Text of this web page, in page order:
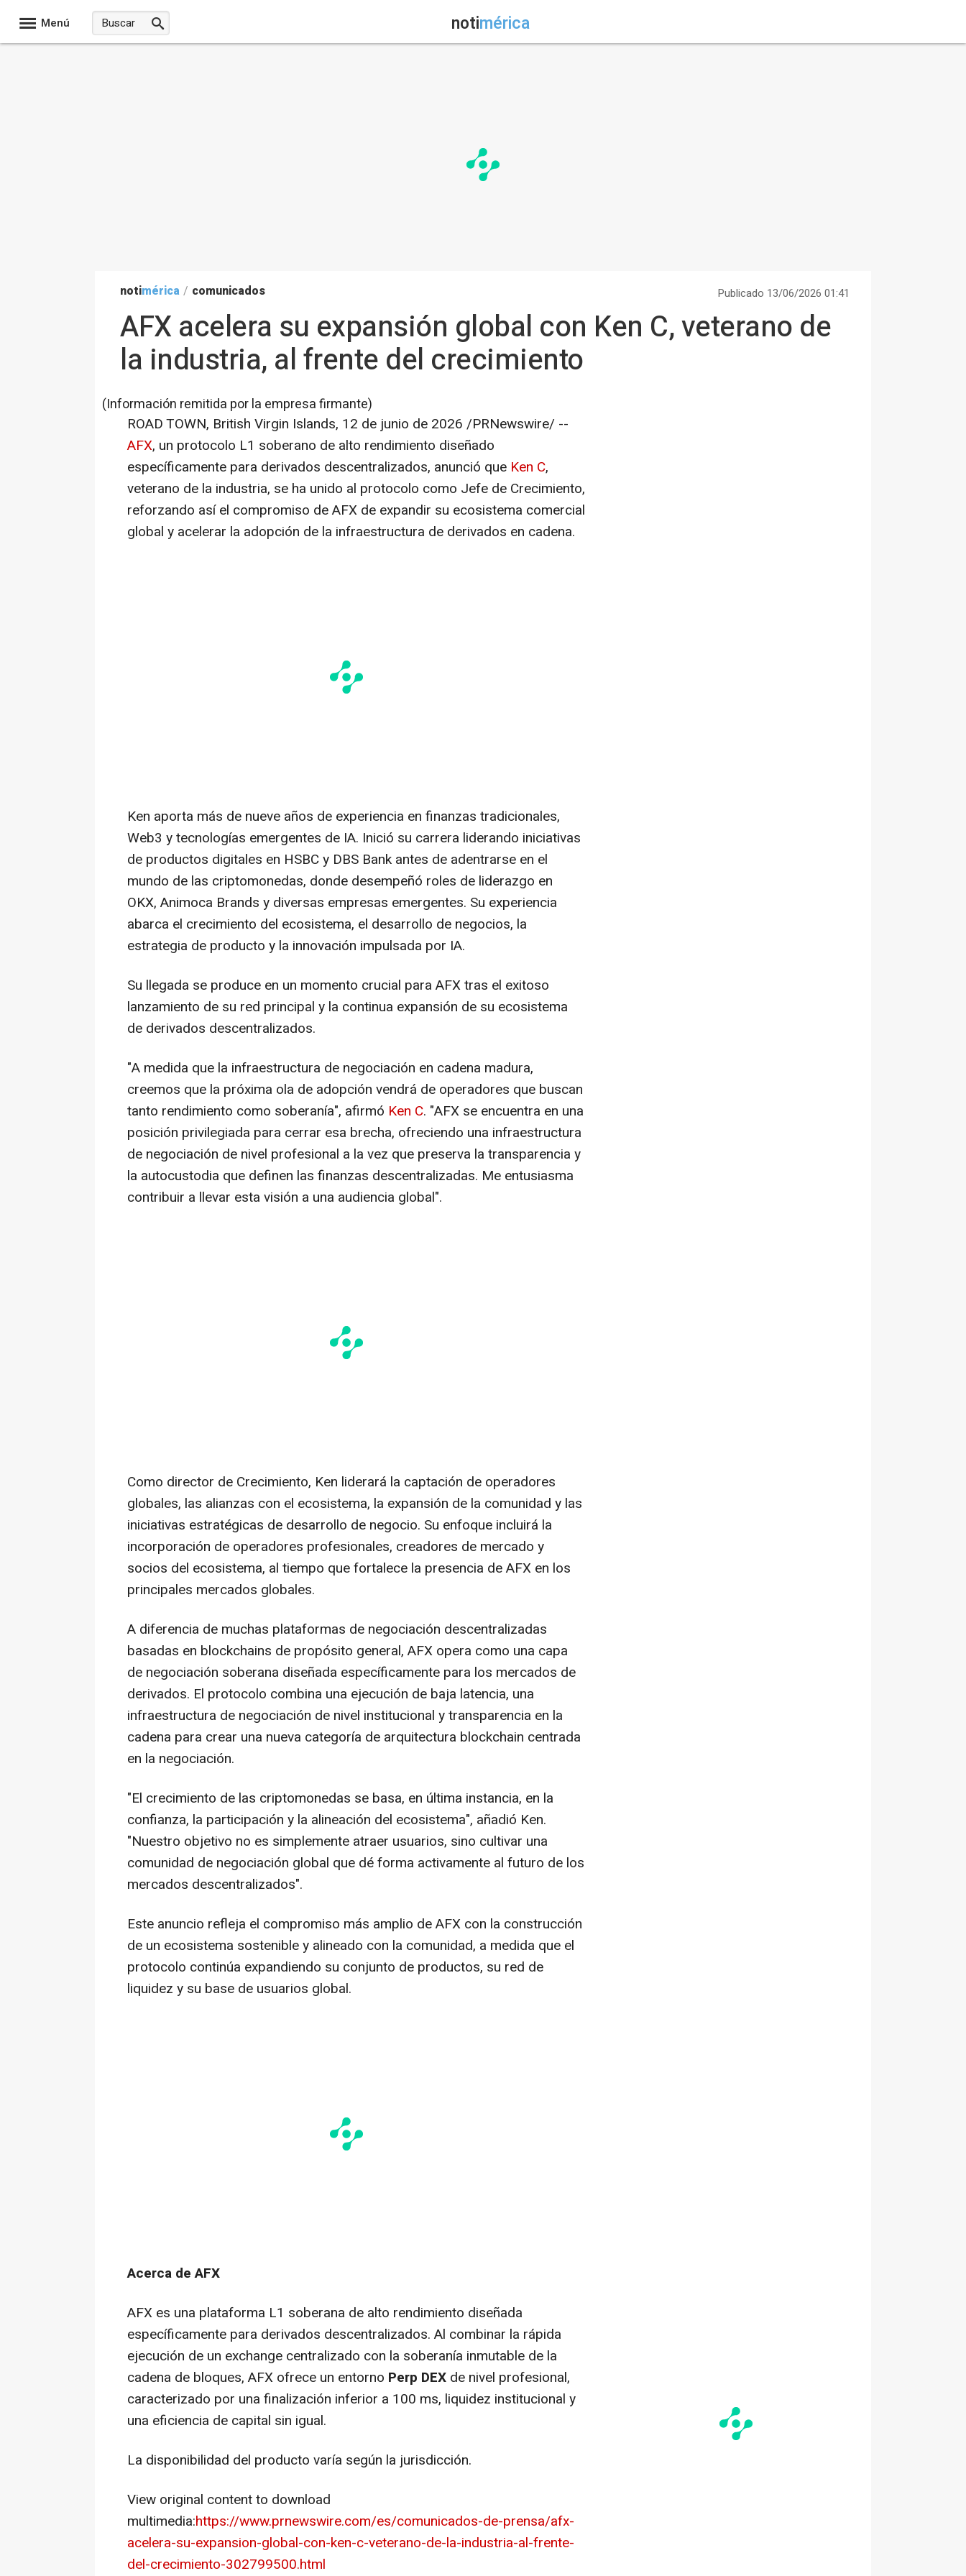
Menú notimérica
notimérica / comunicados Publicado 13/06/2026 01:41
AFX acelera su expansión global con Ken C, veterano de
la industria, al frente del crecimiento
(Información remitida por la empresa firmante)
ROAD TOWN, British Virgin Islands, 12 de junio de 2026 /PRNewswire/ --
AFX, un protocolo L1 soberano de alto rendimiento diseñado
específicamente para derivados descentralizados, anunció que Ken C,
veterano de la industria, se ha unido al protocolo como Jefe de Crecimiento,
reforzando así el compromiso de AFX de expandir su ecosistema comercial
global y acelerar la adopción de la infraestructura de derivados en cadena.
Ken aporta más de nueve años de experiencia en finanzas tradicionales,
Web3 y tecnologías emergentes de IA. Inició su carrera liderando iniciativas
de productos digitales en HSBC y DBS Bank antes de adentrarse en el
mundo de las criptomonedas, donde desempeñó roles de liderazgo en
OKX, Animoca Brands y diversas empresas emergentes. Su experiencia
abarca el crecimiento del ecosistema, el desarrollo de negocios, la
estrategia de producto y la innovación impulsada por IA.
Su llegada se produce en un momento crucial para AFX tras el exitoso
lanzamiento de su red principal y la continua expansión de su ecosistema
de derivados descentralizados.
"A medida que la infraestructura de negociación en cadena madura,
creemos que la próxima ola de adopción vendrá de operadores que buscan
tanto rendimiento como soberanía", afirmó Ken C. "AFX se encuentra en una
posición privilegiada para cerrar esa brecha, ofreciendo una infraestructura
de negociación de nivel profesional a la vez que preserva la transparencia y
la autocustodia que definen las finanzas descentralizadas. Me entusiasma
contribuir a llevar esta visión a una audiencia global".
Como director de Crecimiento, Ken liderará la captación de operadores
globales, las alianzas con el ecosistema, la expansión de la comunidad y las
iniciativas estratégicas de desarrollo de negocio. Su enfoque incluirá la
incorporación de operadores profesionales, creadores de mercado y
socios del ecosistema, al tiempo que fortalece la presencia de AFX en los
principales mercados globales.
A diferencia de muchas plataformas de negociación descentralizadas
basadas en blockchains de propósito general, AFX opera como una capa
de negociación soberana diseñada específicamente para los mercados de
derivados. El protocolo combina una ejecución de baja latencia, una
infraestructura de negociación de nivel institucional y transparencia en la
cadena para crear una nueva categoría de arquitectura blockchain centrada
en la negociación.
"El crecimiento de las criptomonedas se basa, en última instancia, en la
confianza, la participación y la alineación del ecosistema", añadió Ken.
"Nuestro objetivo no es simplemente atraer usuarios, sino cultivar una
comunidad de negociación global que dé forma activamente al futuro de los
mercados descentralizados".
Este anuncio refleja el compromiso más amplio de AFX con la construcción
de un ecosistema sostenible y alineado con la comunidad, a medida que el
protocolo continúa expandiendo su conjunto de productos, su red de
liquidez y su base de usuarios global.
Acerca de AFX
AFX es una plataforma L1 soberana de alto rendimiento diseñada
específicamente para derivados descentralizados. Al combinar la rápida
ejecución de un exchange centralizado con la soberanía inmutable de la
cadena de bloques, AFX ofrece un entorno Perp DEX de nivel profesional,
caracterizado por una finalización inferior a 100 ms, liquidez institucional y
una eficiencia de capital sin igual.
La disponibilidad del producto varía según la jurisdicción.
View original content to download
multimedia:https://www.prnewswire.com/es/comunicados-de-prensa/afx-
acelera-su-expansion-global-con-ken-c-veterano-de-la-industria-al-frente-
del-crecimiento-302799500.html